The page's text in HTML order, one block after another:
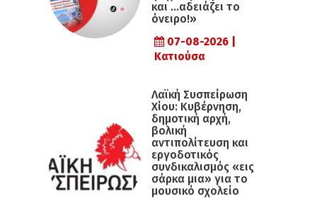
και …αδειάζει το
όνειρο!»
07-08-2026 |
Κατιούσα
Λαϊκή Συσπείρωση
Χίου: Κυβέρνηση,
δημοτική αρχή,
βολική
αντιπολίτευση και
εργοδοτικός
συνδικαλισμός «εις
σάρκα μια» για το
μουσικό σχολείο